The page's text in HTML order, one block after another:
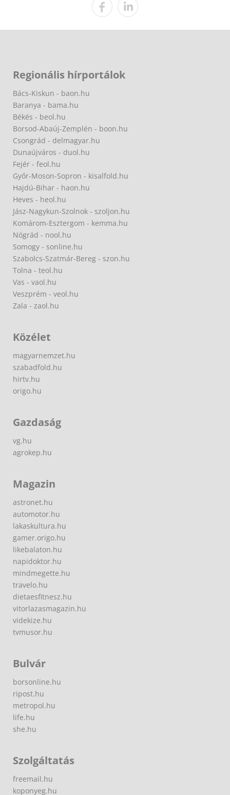
Regionális hírportálok
Bács-Kiskun - baon.hu
Baranya - bama.hu
Békés - beol.hu
Borsod-Abaúj-Zemplén - boon.hu
Csongrád - delmagyar.hu
Dunaújváros - duol.hu
Fejér - feol.hu
Győr-Moson-Sopron - kisalfold.hu
Hajdú-Bihar - haon.hu
Heves - heol.hu
Jász-Nagykun-Szolnok - szoljon.hu
Komárom-Esztergom - kemma.hu
Nógrád - nool.hu
Somogy - sonline.hu
Szabolcs-Szatmár-Bereg - szon.hu
Tolna - teol.hu
Vas - vaol.hu
Veszprém - veol.hu
Zala - zaol.hu
Közélet
magyarnemzet.hu
szabadfold.hu
hirtv.hu
origo.hu
Gazdaság
vg.hu
agrokep.hu
Magazin
astronet.hu
automotor.hu
lakaskultura.hu
gamer.origo.hu
likebalaton.hu
napidoktor.hu
mindmegette.hu
travelo.hu
dietaesfitnesz.hu
vitorlazasmagazin.hu
videkize.hu
tvmusor.hu
Bulvár
borsonline.hu
ripost.hu
metropol.hu
life.hu
she.hu
Szolgáltatás
freemail.hu
koponyeg.hu